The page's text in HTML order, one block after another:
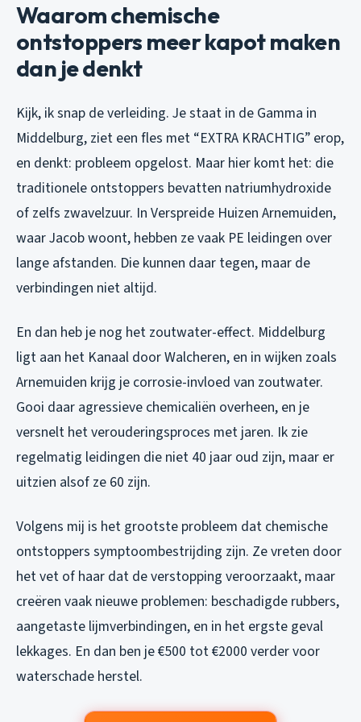
Waarom chemische
ontstoppers meer kapot maken
dan je denkt
Kijk, ik snap de verleiding. Je staat in de Gamma in
Middelburg, ziet een fles met “EXTRA KRACHTIG” erop,
en denkt: probleem opgelost. Maar hier komt het: die
traditionele ontstoppers bevatten natriumhydroxide
of zelfs zwavelzuur. In Verspreide Huizen Arnemuiden,
waar Jacob woont, hebben ze vaak PE leidingen over
lange afstanden. Die kunnen daar tegen, maar de
verbindingen niet altijd.
En dan heb je nog het zoutwater-effect. Middelburg
ligt aan het Kanaal door Walcheren, en in wijken zoals
Arnemuiden krijg je corrosie-invloed van zoutwater.
Gooi daar agressieve chemicaliën overheen, en je
versnelt het verouderingsproces met jaren. Ik zie
regelmatig leidingen die niet 40 jaar oud zijn, maar er
uitzien alsof ze 60 zijn.
Volgens mij is het grootste probleem dat chemische
ontstoppers symptoombestrijding zijn. Ze vreten door
het vet of haar dat de verstopping veroorzaakt, maar
creëren vaak nieuwe problemen: beschadigde rubbers,
aangetaste lijmverbindingen, en in het ergste geval
lekkages. En dan ben je €500 tot €2000 verder voor
waterschade herstel.